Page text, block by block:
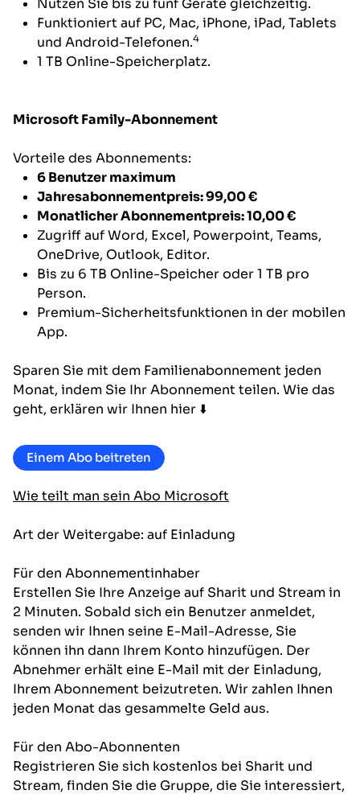
Nutzen Sie bis zu fünf Geräte gleichzeitig.
Funktioniert auf PC, Mac, iPhone, iPad, Tablets
und Android-Telefonen.4
1 TB Online-Speicherplatz.
Microsoft Family-Abonnement
Vorteile des Abonnements:
6 Benutzer maximum
Jahresabonnementpreis: 99,00 €
Monatlicher Abonnementpreis: 10,00 €
Zugriff auf Word, Excel, Powerpoint, Teams,
OneDrive, Outlook, Editor.
Bis zu 6 TB Online-Speicher oder 1 TB pro
Person.
Premium-Sicherheitsfunktionen in der mobilen
App.
Sparen Sie mit dem Familienabonnement jeden
Monat, indem Sie Ihr Abonnement teilen. Wie das
geht, erklären wir Ihnen hier ⬇️
Einem Abo beitreten
Wie teilt man sein Abo Microsoft
Art der Weitergabe: auf Einladung
Für den Abonnementinhaber
Erstellen Sie Ihre Anzeige auf Sharit und Stream in
2 Minuten. Sobald sich ein Benutzer anmeldet,
senden wir Ihnen seine E-Mail-Adresse, Sie
können ihn dann Ihrem Konto hinzufügen. Der
Abnehmer erhält eine E-Mail mit der Einladung,
Ihrem Abonnement beizutreten. Wir zahlen Ihnen
jeden Monat das gesammelte Geld aus.
Für den Abo-Abonnenten
Registrieren Sie sich kostenlos bei Sharit und
Stream, finden Sie die Gruppe, die Sie interessiert,